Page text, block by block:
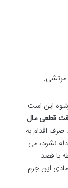
مرتشی.
این است
قطعی مال
صرف اقدام به
نشود، می
با قصد
مادی این جرم